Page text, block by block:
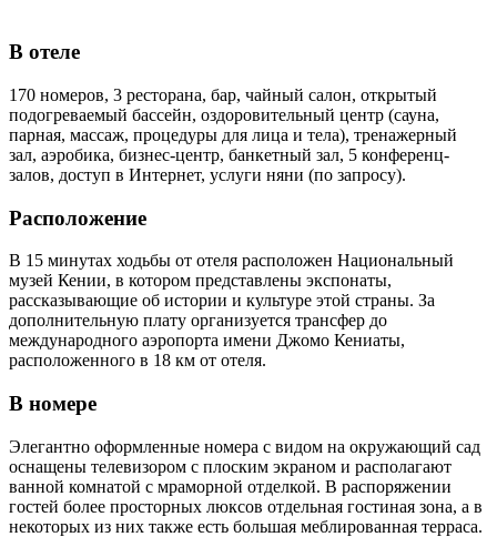
В отеле
170 номеров, 3 ресторана, бар, чайный салон, открытый
подогреваемый бассейн, оздоровительный центр (сауна,
парная, массаж, процедуры для лица и тела), тренажерный
зал, аэробика, бизнес-центр, банкетный зал, 5 конференц-
залов, доступ в Интернет, услуги няни (по запросу).
Расположение
В 15 минутах ходьбы от отеля расположен Национальный
музей Кении, в котором представлены экспонаты,
рассказывающие об истории и культуре этой страны. За
дополнительную плату организуется трансфер до
международного аэропорта имени Джомо Кениаты,
расположенного в 18 км от отеля.
В номере
Элегантно оформленные номера с видом на окружающий сад
оснащены телевизором с плоским экраном и располагают
ванной комнатой с мраморной отделкой. В распоряжении
гостей более просторных люксов отдельная гостиная зона, а в
некоторых из них также есть большая меблированная терраса.